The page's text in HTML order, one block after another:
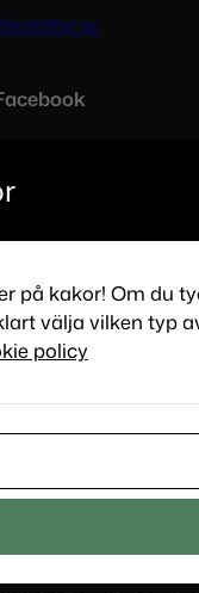
på kakor! Om du
välja vilken typ
policy